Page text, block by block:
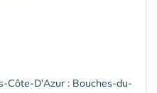
Côte-D'Azur : Bouches-du-